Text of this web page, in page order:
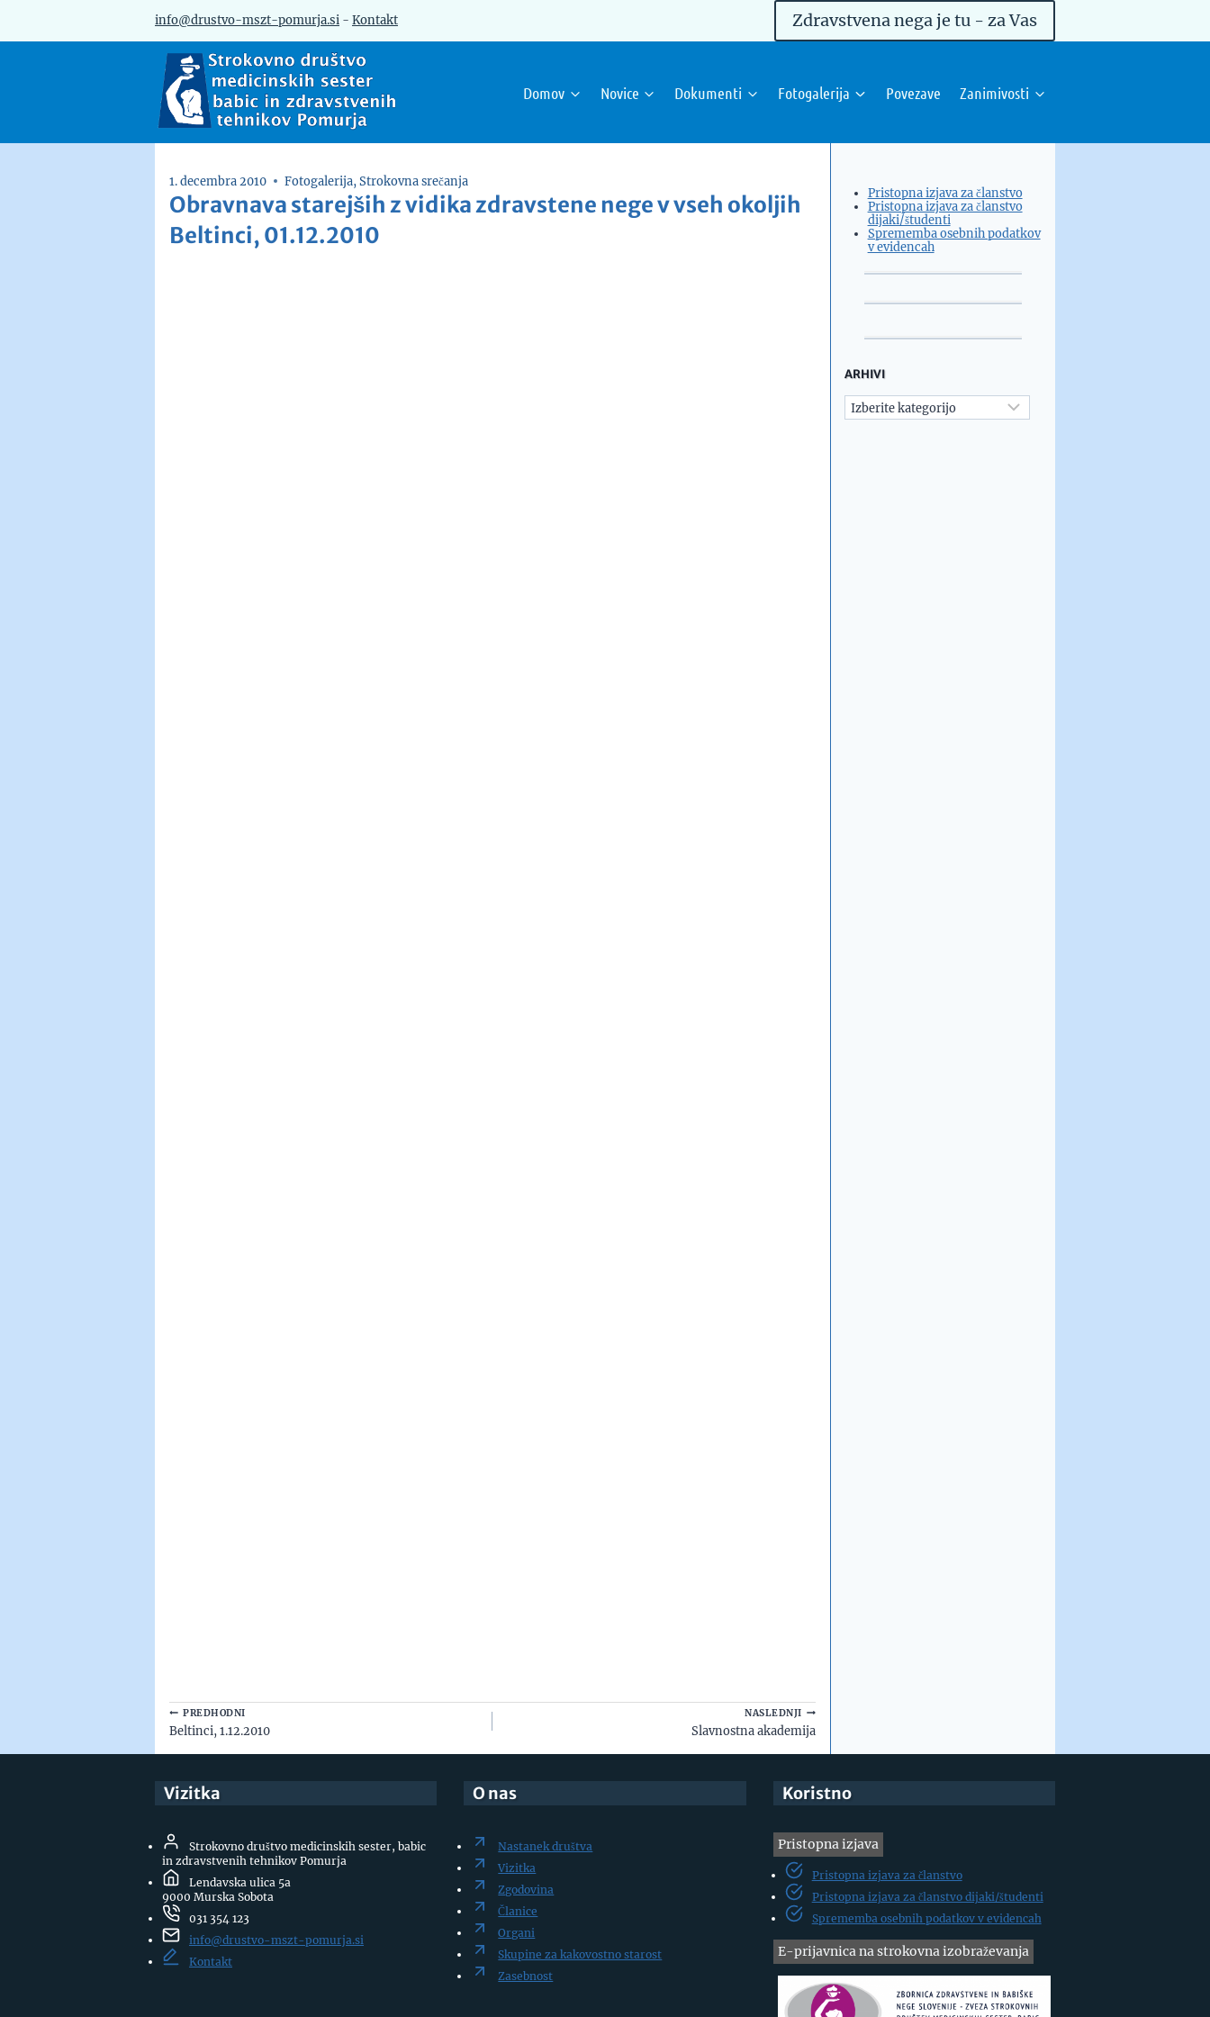
info@drustvo-mszt-pomurja.si - Kontakt Zdravstvena nega je tu - za Vas
Domov Novice Dokumenti Fotogalerija Povezave Zanimivosti
1. decembra 2010 Fotogalerija, Strokovna srečanja
Obravnava starejših z vidika zdravstene nege v vseh okoljih
Beltinci, 01.12.2010
Navigacija
prispevka
PREDHODNI
Beltinci, 1.12.2010
NASLEDNJI
Slavnostna akademija
Pristopna izjava za članstvo
Pristopna izjava za članstvo
dijaki/študenti
Sprememba osebnih podatkov
v evidencah
ARHIVI
Arhivi
Vizitka
Strokovno društvo medicinskih sester, babic
in zdravstvenih tehnikov Pomurja
Lendavska ulica 5a
9000 Murska Sobota
031 354 123
info@drustvo-mszt-pomurja.si
Kontakt
O nas
Nastanek društva
Vizitka
Zgodovina
Članice
Organi
Skupine za kakovostno starost
Zasebnost
Koristno
Pristopna izjava
Pristopna izjava za članstvo
Pristopna izjava za članstvo dijaki/študenti
Sprememba osebnih podatkov v evidencah
E-prijavnica na strokovna izobraževanja